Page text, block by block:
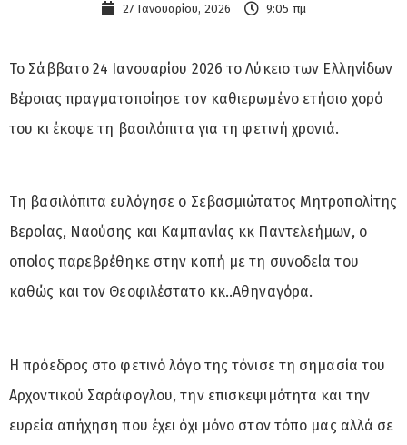
27 Ιανουαρίου, 2026 9:05 πμ
Το Σάββατο 24 Ιανουαρίου 2026 το Λύκειο των Ελληνίδων
Βέροιας πραγματοποίησε τον καθιερωμένο ετήσιο χορό
του κι έκοψε τη βασιλόπιτα για τη φετινή χρονιά.
Τη βασιλόπιτα ευλόγησε ο Σεβασμιώτατος Μητροπολίτης
Βεροίας, Ναούσης και Καμπανίας κκ Παντελεήμων, ο
οποίος παρεβρέθηκε στην κοπή με τη συνοδεία του
καθώς και τον Θεοφιλέστατο κκ..Αθηναγόρα.
Η πρόεδρος στο φετινό λόγο της τόνισε τη σημασία του
Αρχοντικού Σαράφογλου, την επισκεψιμότητα και την
ευρεία απήχηση που έχει όχι μόνο στον τόπο μας αλλά σε